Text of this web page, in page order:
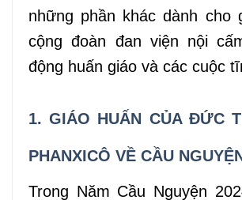
những phần khác dành cho
cộng đoàn đan viện nội
động huấn giáo và các cuộc
1. GIÁO HUẤN CỦA ĐỨC
PHANXICÔ VỀ CẦU
Trong Năm Cầu Nguyện